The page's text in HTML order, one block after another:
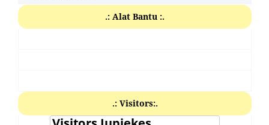
.: Alat Bantu :.
.: Visitors:.